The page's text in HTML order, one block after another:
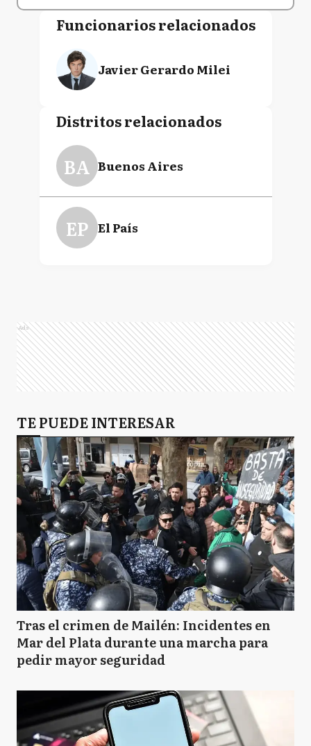
Funcionarios relacionados
Javier Gerardo Milei
Distritos relacionados
BA Buenos Aires
EP El País
Ads
TE PUEDE INTERESAR
Tras el crimen de Mailén: Incidentes en
Mar del Plata durante una marcha para
pedir mayor seguridad